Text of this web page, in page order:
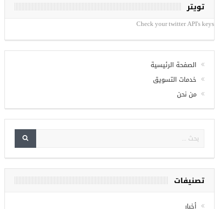
تويتر
Check your twitter API's keys
الصفحة الرئيسية
خدمات التسويق
من نحن
تصنيفات
أخبار